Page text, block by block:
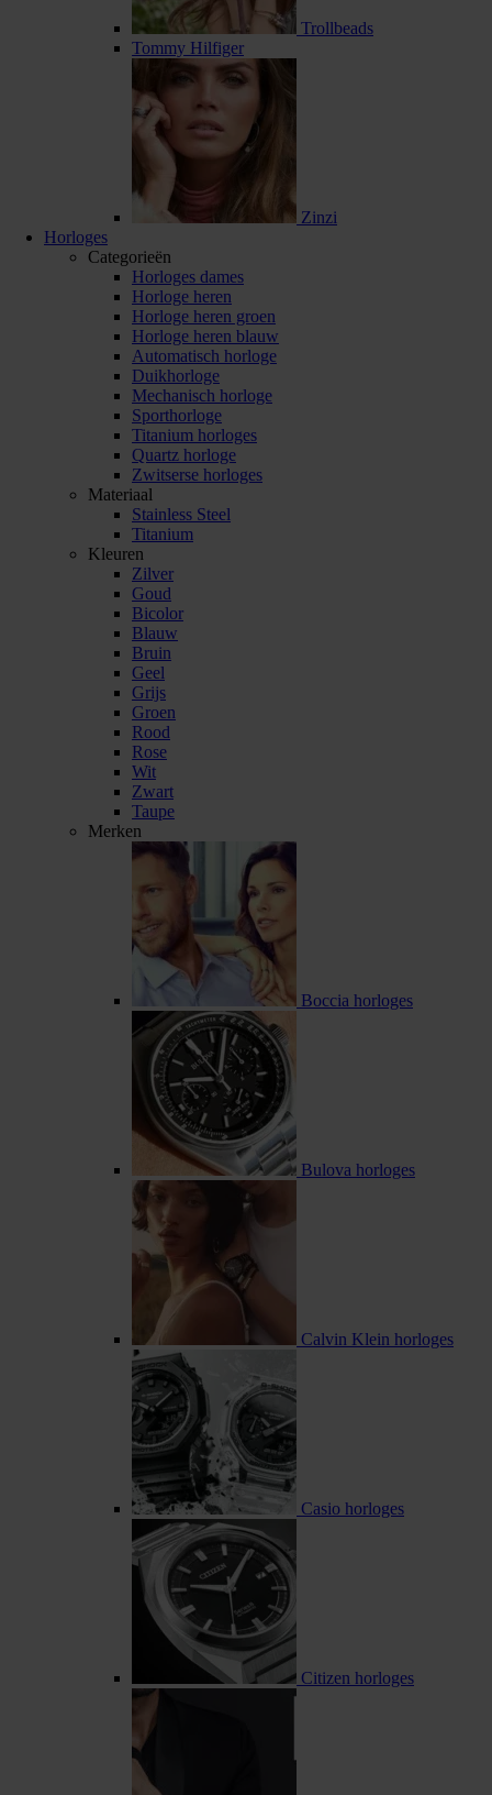
Trollbeads
Tommy Hilfiger
Zinzi
Horloges
Categorieën
Horloges dames
Horloge heren
Horloge heren groen
Horloge heren blauw
Automatisch horloge
Duikhorloge
Mechanisch horloge
Sporthorloge
Titanium horloges
Quartz horloge
Zwitserse horloges
Materiaal
Stainless Steel
Titanium
Kleuren
Zilver
Goud
Bicolor
Blauw
Bruin
Geel
Grijs
Groen
Rood
Rose
Wit
Zwart
Taupe
Merken
Boccia horloges
Bulova horloges
Calvin Klein horloges
Casio horloges
Citizen horloges